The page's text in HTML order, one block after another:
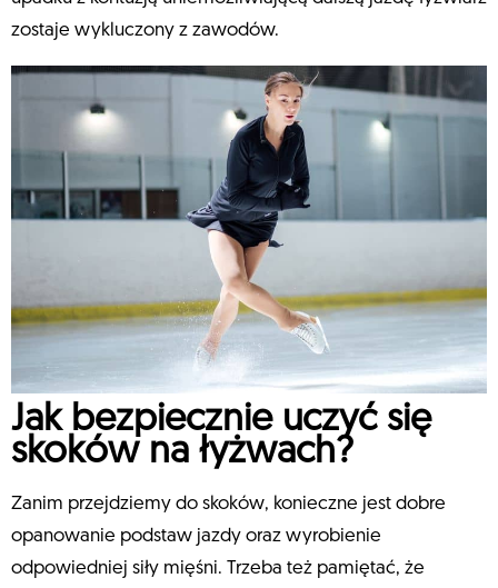
zostaje wykluczony z zawodów.
Jak bezpiecznie uczyć się
skoków na łyżwach?
Zanim przejdziemy do skoków, konieczne jest dobre
opanowanie podstaw jazdy oraz wyrobienie
odpowiedniej siły mięśni. Trzeba też pamiętać, że